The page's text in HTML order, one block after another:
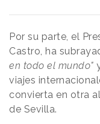
Por su parte, el
Castro, ha
en todo el mundo"
viajes
convierta en otra
de Sevilla.